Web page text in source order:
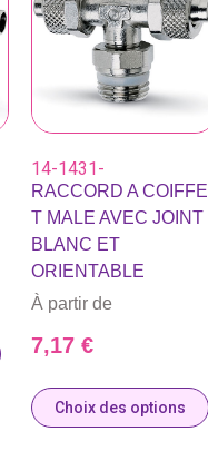
14-1431-
RACCORD A COIFFE
T MALE AVEC JOINT
BLANC ET
ORIENTABLE
À partir de
7,17 €
Choix des options